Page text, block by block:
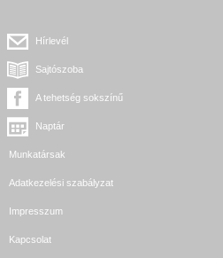
Hírlevél
Sajtószoba
A tehetség sokszínű
Naptár
Munkatársak
Adatkezelési szabályzat
Impresszum
Kapcsolat